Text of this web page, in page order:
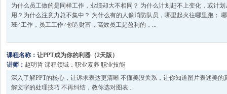
为什么员工做的是同样工作，业绩却大不相同？ 为什么计划赶不上变化，或计
用？为什么注意力总不集中？ 为什么有的人像消防队员，哪里起火往哪里跑；
班≠工作，员工工作≠创造财富，高效员工是盈利的，...
课程名称： 让PPT成为你的利器（2天版）
讲师： 赵明哲 课程领域： 职业素养 职业技能
深入了解PPT的核心，让诉求表达更清晰 不懂美没关系，让你知道图片表述美的
解文字的处理技巧 不再纠结，教你选对图表...